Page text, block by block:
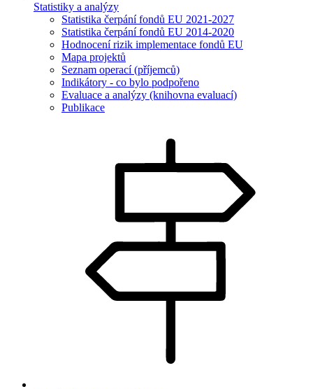
Statistiky a analýzy
Statistika čerpání fondů EU 2021-2027
Statistika čerpání fondů EU 2014-2020
Hodnocení rizik implementace fondů EU
Mapa projektů
Seznam operací (příjemců)
Indikátory - co bylo podpořeno
Evaluace a analýzy (knihovna evaluací)
Publikace